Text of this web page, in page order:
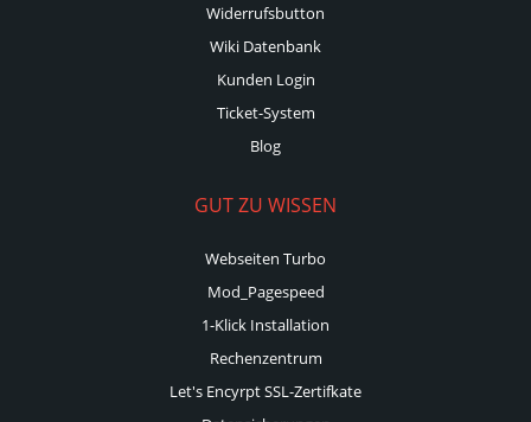
Widerrufsbutton
Wiki Datenbank
Kunden Login
Ticket-System
Blog
GUT ZU WISSEN
Webseiten Turbo
Mod_Pagespeed
1-Klick Installation
Rechenzentrum
Let's Encyrpt SSL-Zertifkate